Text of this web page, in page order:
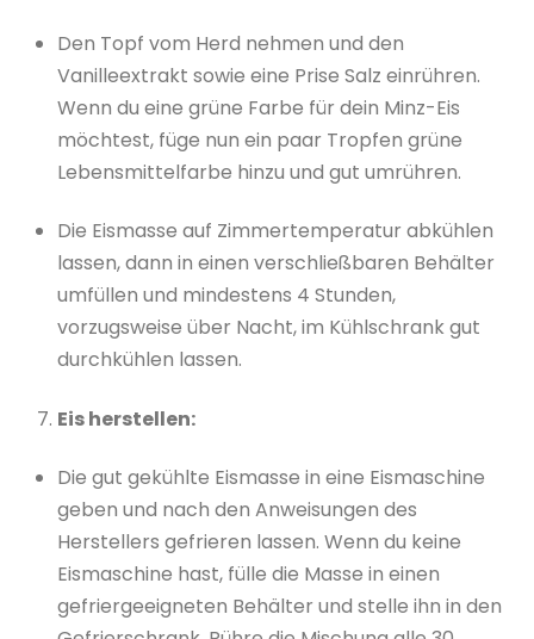
Den Topf vom Herd nehmen und den
Vanilleextrakt sowie eine Prise Salz einrühren.
Wenn du eine grüne Farbe für dein Minz-Eis
möchtest, füge nun ein paar Tropfen grüne
Lebensmittelfarbe hinzu und gut umrühren.
Die Eismasse auf Zimmertemperatur abkühlen
lassen, dann in einen verschließbaren Behälter
umfüllen und mindestens 4 Stunden,
vorzugsweise über Nacht, im Kühlschrank gut
durchkühlen lassen.
Eis herstellen:
Die gut gekühlte Eismasse in eine Eismaschine
geben und nach den Anweisungen des
Herstellers gefrieren lassen. Wenn du keine
Eismaschine hast, fülle die Masse in einen
gefriergeeigneten Behälter und stelle ihn in den